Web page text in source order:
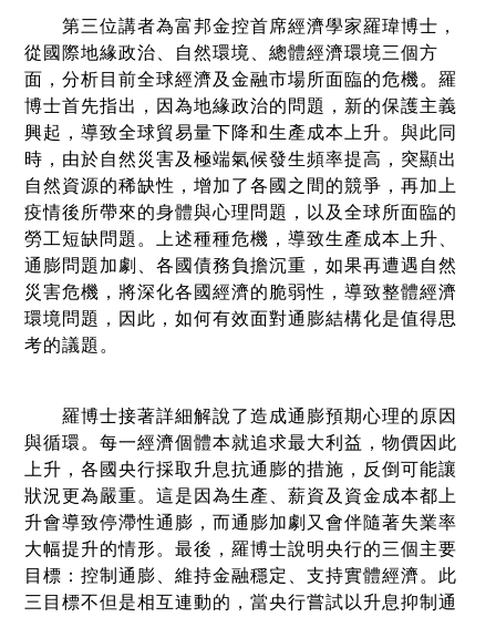
第三位講者為富邦金控首席經濟學家羅瑋博士，
從國際地緣政治、自然環境、總體經濟環境三個方
面，分析目前全球經濟及金融市場所面臨的危機。羅
博士首先指出，因為地緣政治的問題，新的保護主義
興起，導致全球貿易量下降和生產成本上升。與此同
時，由於自然災害及極端氣候發生頻率提高，突顯出
自然資源的稀缺性，增加了各國之間的競爭，再加上
疫情後所帶來的身體與心理問題，以及全球所面臨的
勞工短缺問題。上述種種危機，導致生產成本上升、
通膨問題加劇、各國債務負擔沉重，如果再遭遇自然
災害危機，將深化各國經濟的脆弱性，導致整體經濟
環境問題，因此，如何有效面對通膨結構化是值得思
考的議題。
羅博士接著詳細解說了造成通膨預期心理的原因
與循環。每一經濟個體本就追求最大利益，物價因此
上升，各國央行採取升息抗通膨的措施，反倒可能讓
狀況更為嚴重。這是因為生產、薪資及資金成本都上
升會導致停滯性通膨，而通膨加劇又會伴隨著失業率
大幅提升的情形。最後，羅博士說明央行的三個主要
目標：控制通膨、維持金融穩定、支持實體經濟。此
三目標不但是相互連動的，當央行嘗試以升息抑制通